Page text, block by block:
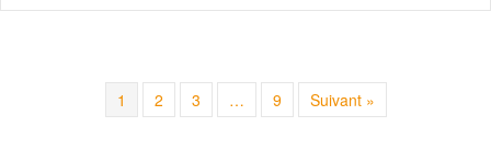
1 2 3 … 9 Suivant »